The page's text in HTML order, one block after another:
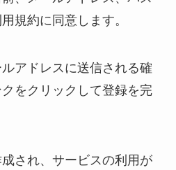
規約に同意します。
アドレスに送信される確
をクリックして登録を完
され、サービスの利用が